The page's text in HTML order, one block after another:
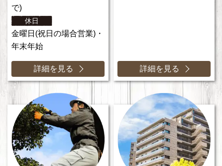
で)
休日
金曜日(祝日の場合営業)・
年末年始
詳細を見る 詳細を見る